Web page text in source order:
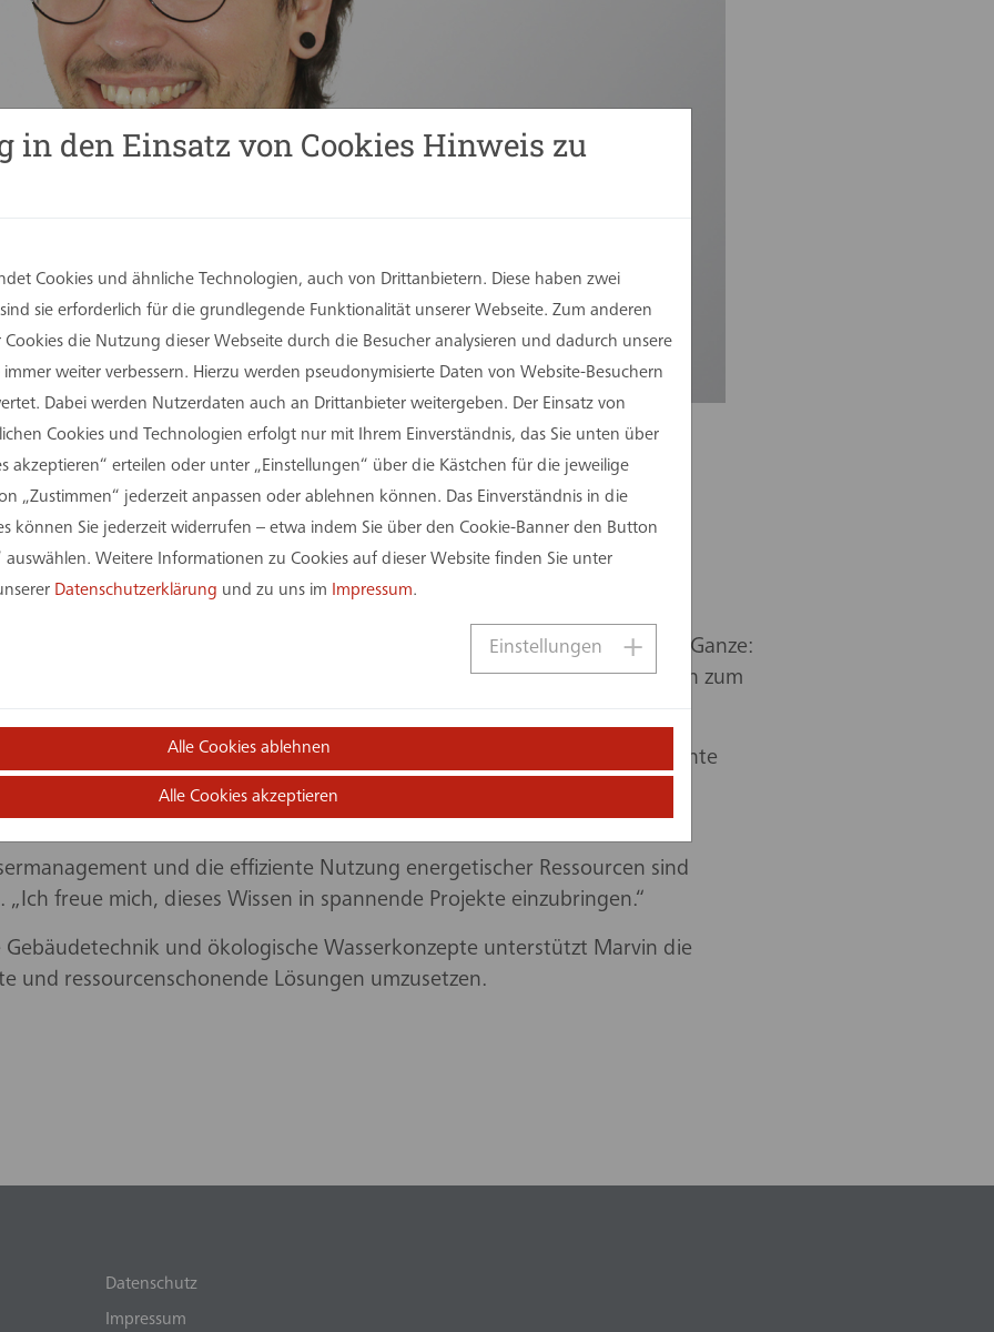
zum erfolgreichen Abschluss seines dualen Studiums der Technischen
Gelsenkirchen.
Titel Bachelor of Engineering und bringt damit fundiertes Wissen in
Praxis ein.
Diese Doppelqualifikation gibt ihm den Blick für das große Ganze:
gebäudetechnischen Systemen. Genau diese Kombination macht ihn zum
Standardlösungen.
Marvin bereits praktische Erfahrungen bei der assmann gruppe und lernte
verstärkt er den Leistungsbereich Technische Ausrüstung mit dem
und die effiziente Nutzung energetischer Ressourcen sind
freue mich, dieses Wissen in spannende Projekte einzubringen.“
und ökologische Wasserkonzepte unterstützt Marvin die
und ressourcenschonende Lösungen umzusetzen.
Datenschutz
Impressum
den Einsatz von Cookies Hinweis zu
Cookies und ähnliche Technologien, auch von Drittanbietern. Diese haben zwei
sie erforderlich für die grundlegende Funktionalität unserer Webseite. Zum anderen
die Nutzung dieser Webseite durch die Besucher analysieren und dadurch unsere
weiter verbessern. Hierzu werden pseudonymisierte Daten von Website-Besuchern
Dabei werden Nutzerdaten auch an Drittanbieter weitergeben. Der Einsatz von
Cookies und Technologien erfolgt nur mit Ihrem Einverständnis, das Sie unten über
akzeptieren“ erteilen oder unter „Einstellungen“ über die Kästchen für die jeweilige
„Zustimmen“ jederzeit anpassen oder ablehnen können. Das Einverständnis in die
können Sie jederzeit widerrufen – etwa indem Sie über den Cookie-Banner den Button
auswählen. Weitere Informationen zu Cookies auf dieser Website finden Sie unter
Datenschutzerklärung und zu uns im Impressum.
Einstellungen
Alle Cookies ablehnen
Alle Cookies akzeptieren